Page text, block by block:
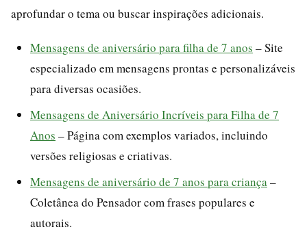
aprofundar o tema ou buscar inspirações adicionais.
Mensagens de aniversário para filha de 7 anos – Site
especializado em mensagens prontas e personalizáveis
para diversas ocasiões.
Mensagens de Aniversário Incríveis para Filha de 7
Anos – Página com exemplos variados, incluindo
versões religiosas e criativas.
Mensagens de aniversário de 7 anos para criança –
Coletânea do Pensador com frases populares e
autorais.